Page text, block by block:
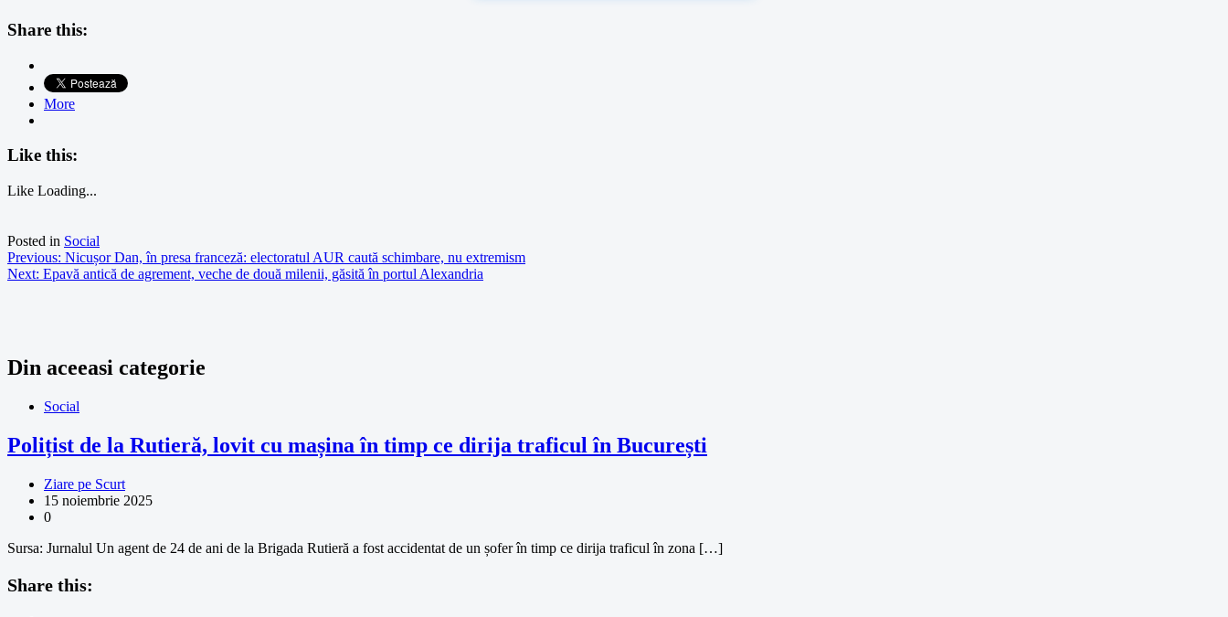
Share this:
More
Like this:
Like Loading...
Posted in Social
Navigare
în
Previous: Nicușor Dan, în presa franceză: electoratul AUR caută schimbare, nu extremism
Next: Epavă antică de agrement, veche de două milenii, găsită în portul Alexandria
Din aceeasi categorie
Social
Polițist de la Rutieră, lovit cu mașina în timp ce dirija traficul în București
Ziare pe Scurt
15 noiembrie 2025
0
Sursa: Jurnalul Un agent de 24 de ani de la Brigada Rutieră a fost accidentat de un șofer în timp ce dirija traficul în zona […]
Share this: